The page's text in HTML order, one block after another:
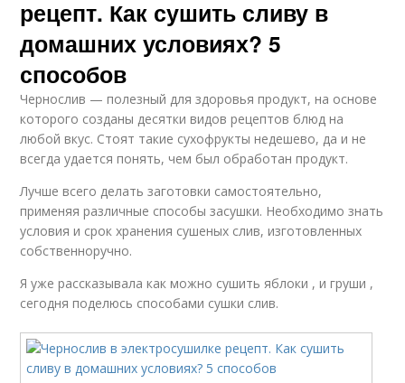
рецепт. Как сушить сливу в
домашних условиях? 5
способов
Чернослив — полезный для здоровья продукт, на основе
которого созданы десятки видов рецептов блюд на
любой вкус. Стоят такие сухофрукты недешево, да и не
всегда удается понять, чем был обработан продукт.
Лучше всего делать заготовки самостоятельно,
применяя различные способы засушки. Необходимо знать
условия и срок хранения сушеных слив, изготовленных
собственноручно.
Я уже рассказывала как можно сушить яблоки , и груши ,
сегодня поделюсь способами сушки слив.